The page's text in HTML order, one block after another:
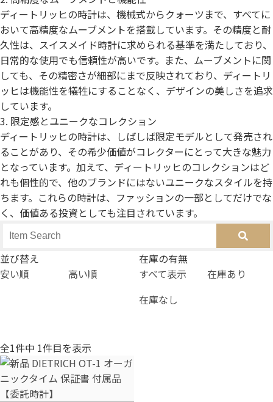
ディートリッヒの時計は、機械式からクォーツまで、すべてに
おいて高精度なムーブメントを搭載しています。その精度と耐
久性は、スイスメイド時計に求められる基準を満たしており、
日常的な使用でも信頼性が高いです。また、ムーブメントに関
しても、その精密さが細部にまで反映されており、ディートリ
ッヒは機能性を犠牲にすることなく、デザインの美しさを追求
しています。
3. 限定感とユニークなコレクション
ディートリッヒの時計は、しばしば限定モデルとして発売され
ることがあり、その希少価値がコレクターにとって大きな魅力
となっています。加えて、ディートリッヒのコレクションはど
れも個性的で、他のブランドにはないユニークなスタイルを持
ちます。これらの時計は、ファッションの一部としてだけでな
く、価値ある投資としても注目されています。
並び替え
安い順
高い順
在庫の有無
すべて表示
在庫あり
在庫なし
全1件中 1件目を表示